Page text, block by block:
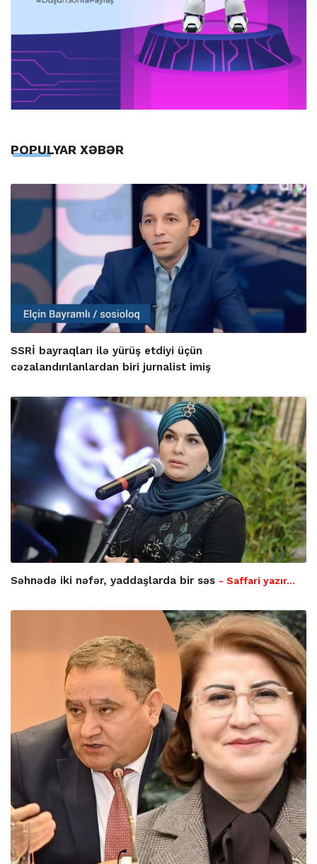
POPULYAR XƏBƏR
SSRİ bayraqları ilə yürüş etdiyi üçün
cəzalandırılanlardan biri jurnalist imiş
Səhnədə iki nəfər, yaddaşlarda bir səs - Saffari yazır…